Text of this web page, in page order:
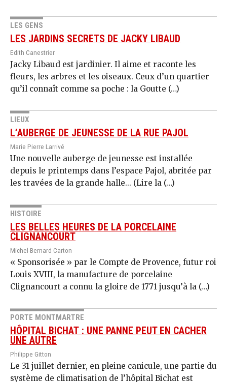
LES GENS
LES JARDINS SECRETS DE JACKY LIBAUD
Edith Canestrier
Jacky Libaud est jardinier. Il aime et raconte les
fleurs, les arbres et les oiseaux. Ceux d’un quartier
qu’il connaît comme sa poche : la Goutte (…)
LIEUX
L’AUBERGE DE JEUNESSE DE LA RUE PAJOL
Marie Pierre Larrivé
Une nouvelle auberge de jeunesse est installée
depuis le printemps dans l’espace Pajol, abritée par
les travées de la grande halle... (Lire la (…)
HISTOIRE
LES BELLES HEURES DE LA PORCELAINE
CLIGNANCOURT
Michel-Bernard Carton
« Sponsorisée » par le Compte de Provence, futur roi
Louis XVIII, la manufacture de porcelaine
Clignancourt a connu la gloire de 1771 jusqu’à la (…)
PORTE MONTMARTRE
HÔPITAL BICHAT : UNE PANNE PEUT EN CACHER
UNE AUTRE
Philippe Gitton
Le 31 juillet dernier, en pleine canicule, une partie du
système de climatisation de l’hôpital Bichat est